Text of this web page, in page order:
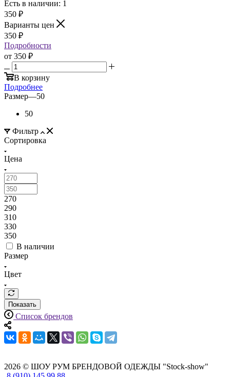
Есть в наличии: 1
350 ₽
Варианты цен
350 ₽
Подробности
от 350 ₽
В корзину
Подробнее
Размер—50
50
Фильтр
Сортировка
Цена
270
290
310
330
350
В наличии
Размер
Цвет
Показать
Список брендов
2026 © ШОУ РУМ БРЕНДОВОЙ ОДЕЖДЫ "Stock-show"